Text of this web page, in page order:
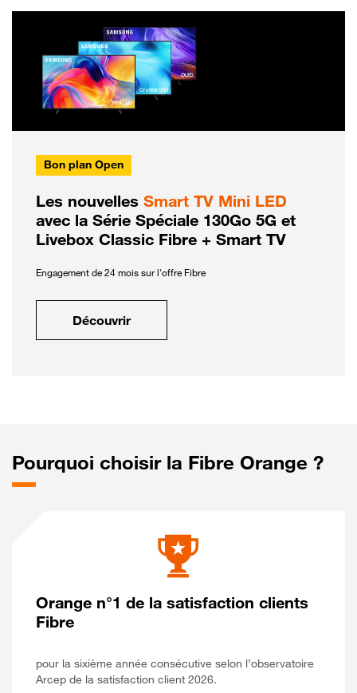
Bon plan Open
Les nouvelles Smart TV Mini LED
avec la Série Spéciale 130Go 5G et
Livebox Classic Fibre + Smart TV
Engagement de 24 mois sur l'offre Fibre
Découvrir
Pourquoi choisir la Fibre Orange ?
Orange n°1 de la satisfaction clients
Fibre
pour la sixième année consécutive selon l’observatoire
Arcep de la satisfaction client 2026.